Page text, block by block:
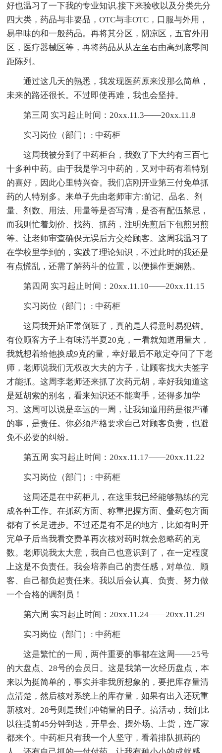
好也温习了一下我的专业知识.接下来验收以及分类先分
四大类，药品与非要品，OTC与非OTC，口服与外用，
易串味的和一般药品。再将其分区，阴凉区，五官外用
区，医疗器械区等，再将药品从从左至右由高到底零间
距陈列。
通过这几天的熟悉，我发现医药原来没那么简单，
未来的路还很长。不过即使再难，我也会坚持。
第三周 实习起止时间：20xx.11.3——20xx.11.8
实习岗位（部门）: 中药柜
这周我被分到了中药柜台，我数了下大约有三百七
十多种中药。由于我是学习中药的，又对中药有着特别
的喜好，因此心里特兴奋。我们店刚开业第三付免单抓
药的人特别多。来单子先由老师审方:前记、品名、剂
量、剂数、用法、用量等是否写清，是否有配伍禁忌，
而我则忙着划价、找药、抓药，注明先煎后下包煎另煎
等。让老师审查确保无误后方交给顾客。这周我温习了
在学校里学到的，实践了理论知识，不过此时的我还是
有点慌乱，还需了解药斗的位置，以便操作更娴熟。
第四周 实习起止时间：20xx.11.10——20xx.11.15
实习岗位（部门）: 中药柜
这周我开始正常倒班了，真的是人得意时易犯错。
有位顾客方子上有味清半夏20克，一看就知道用量大，
我就想着给他换成9克的量，幸好最后不敢定夺问了下老
师，老师说我们无权改大夫的方子，让顾客找大夫签字
才能抓。这周李老师还来抓了次药元胡，幸好我知道这
是延胡索的别名，看来知识还不能离手，还得多加学
习。这周可以说是幸运的一周，让我知道用药是很严谨
的事，是责任。你必须严格要求自己对顾客负责，也避
免不必要的纠纷。
第五周 实习起止时间：20xx.11.17——20xx.11.22
实习岗位（部门）: 中药柜
这周还是在中药柜儿，在这里我已经能够熟练的完
成各种工作。在抓药方面、称重把握方面、叠药包方面
都有了长足进步。不过还是有不足的地方，比如有时开
完单子后当我看交费单再次核对药时就会忽略药的克
数。老师说我太大意，我自己也意识到了，在一定程度
上这是不负责任。我会培养自己的责任感，对单位、顾
客、自己都负起责任来。我以后会认真、负责、努力做
一个合格的调剂员！
第六周 实习起止时间：20xx.11.24——20xx.11.29
实习岗位（部门）: 中药柜
这是繁忙的一周，两件重要的事都在这周——25号
的大盘点、28号的会员日。这是我第一次经历盘点，本
来以为挺简单的，事实并非我所想象的，要把库存量清
点清楚，然后核对系统上的库存量，如果有出入还玩重
新核对。28号则是我们冲销量的日子。搞活动，我们比
以往提前45分钟到达，开早会、摆外场、上货，连厂家
都来个。中药柜只有我一个人坚守，看着排队抓药的